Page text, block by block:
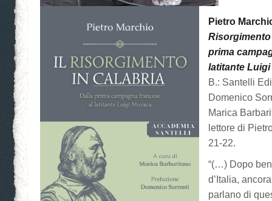
Pietro
Risorgimento
prima
latitante Luigi
B.: Santelli
Domenico
Marica
lettore di
21-22.
“(…) Dopo
d’Italia,
parlano di